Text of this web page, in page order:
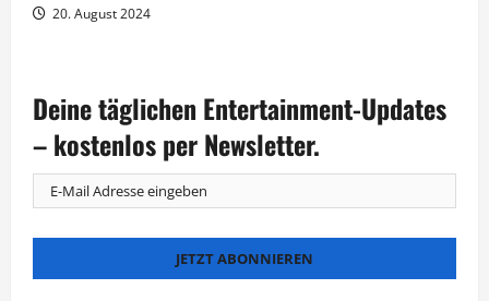
20. August 2024
Deine täglichen Entertainment-Updates
– kostenlos per Newsletter.